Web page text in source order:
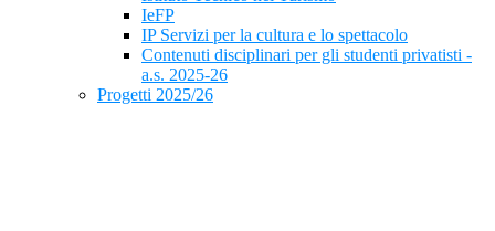
IeFP
IP Servizi per la cultura e lo spettacolo
Contenuti disciplinari per gli studenti privatisti -
a.s. 2025-26
Progetti 2025/26